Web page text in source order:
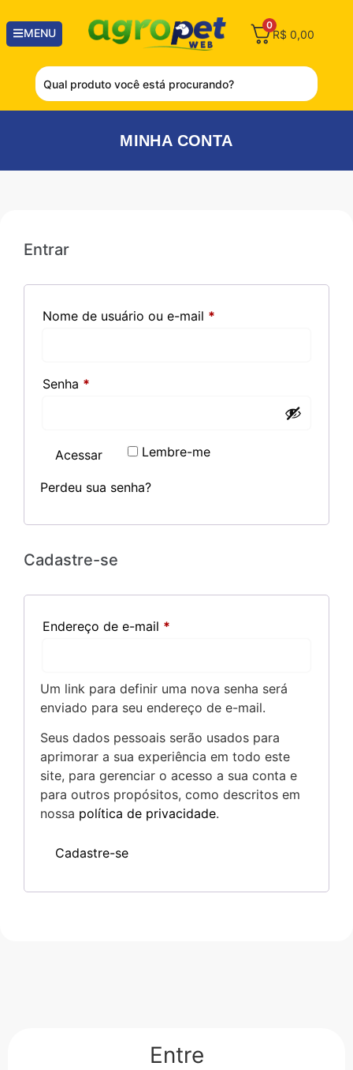
MENU
0
R$ 0,00
MINHA CONTA
Entrar
Nome de usuário ou e-mail *
Senha *
Lembre-me
Acessar
Perdeu sua senha?
Cadastre-se
Endereço de e-mail *
Um link para definir uma nova senha será
enviado para seu endereço de e-mail.
Seus dados pessoais serão usados para
aprimorar a sua experiência em todo este
site, para gerenciar o acesso a sua conta e
para outros propósitos, como descritos em
nossa política de privacidade.
Cadastre-se
Entre